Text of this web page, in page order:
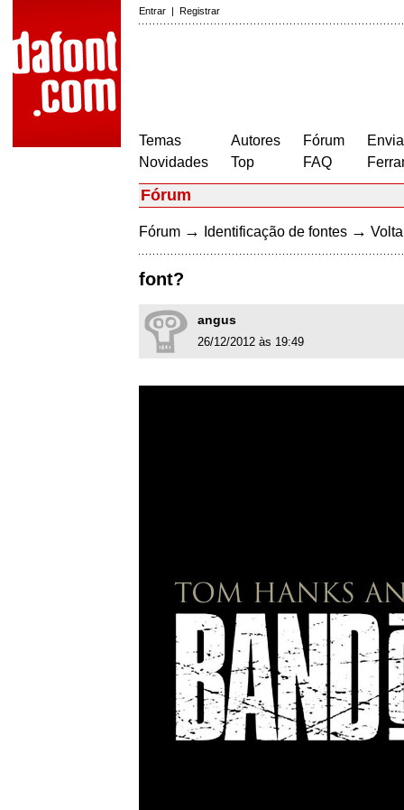
Entrar | Registrar
Temas
Novidades
Autores
Top
Fórum
FAQ
Fórum
Fórum → Identificação de fontes →
font?
angus
26/12/2012 às 19:49